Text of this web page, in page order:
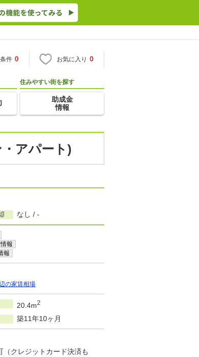
件 0 お気に入り 0
住みやすい街を探す
助成金
情報
アパート)
なし / -
報
報
の家賃相場
20.4m2
築11年10ヶ月
クレジットカード決済も